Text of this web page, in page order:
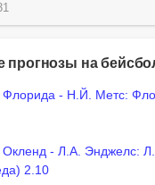
прогнозы на
Флорида - Н.Й. Метс:
Окленд - Л.А. Энджелс:
2.10